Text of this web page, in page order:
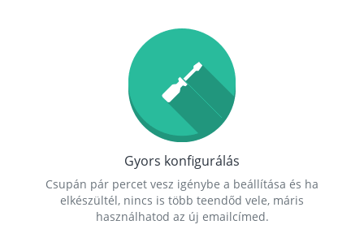
Gyors konfigurálás
Csupán pár percet vesz igénybe a beállítása és ha
elkészültél, nincs is több teendőd vele, máris
használhatod az új emailcímed.